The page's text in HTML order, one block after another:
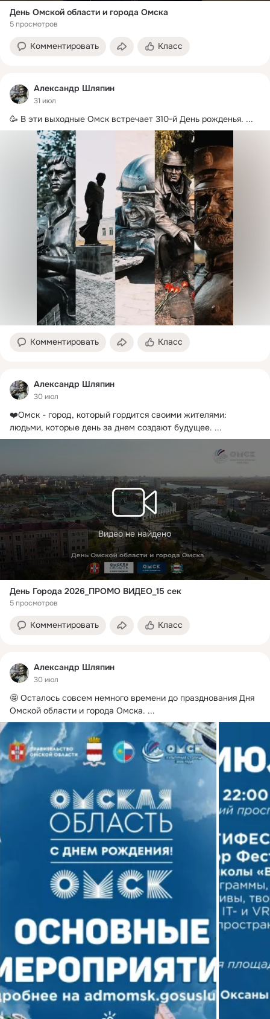
День Омской области и города Омска
5 просмотров
Комментировать Класс
Александр Шляпин
31 июл
🥳 В эти выходные Омск встречает 310-й День рожденья. ...
Комментировать Класс
Александр Шляпин
30 июл
❤️Омск - город, который гордится своими жителями:
людьми, которые день за днем создают будущее. ...
Видео не найдено
День Города 2026_ПРОМО ВИДЕО_15 сек
5 просмотров
Комментировать Класс
Александр Шляпин
30 июл
🤩 Осталось совсем немного времени до празднования Дня
Омской области и города Омска. ...